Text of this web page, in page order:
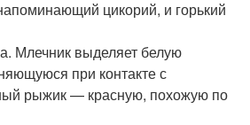
цикорий, и горький
Млечник выделяет белую
при контакте с
рыжик — красную, похожую по